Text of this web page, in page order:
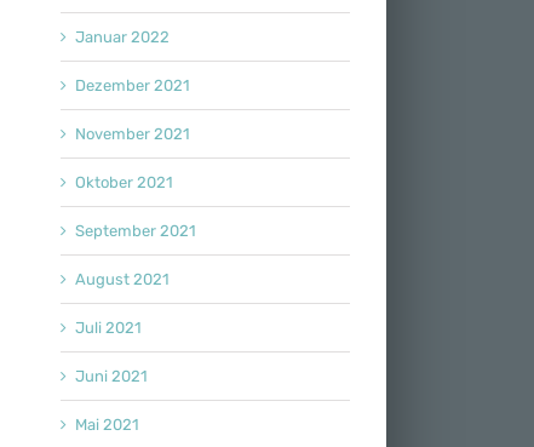
Januar 2022
Dezember 2021
November 2021
Oktober 2021
September 2021
August 2021
Juli 2021
Juni 2021
Mai 2021